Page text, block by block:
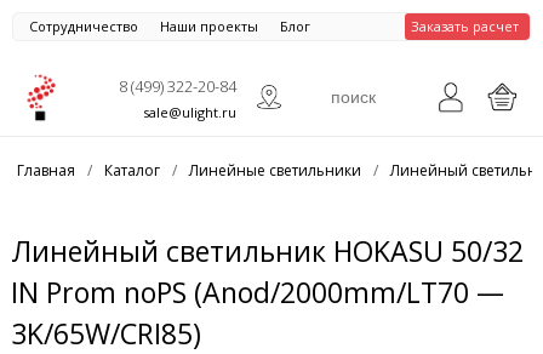
Сотрудничество Наши проекты Блог Заказать расчет
8 (499) 322-20-84
sale@ulight.ru
Главная / Каталог / Линейные светильники / Линейный
Линейный светильник HOKASU 50/32
IN Prom noPS (Anod/2000mm/LT70 —
3K/65W/CRI85)